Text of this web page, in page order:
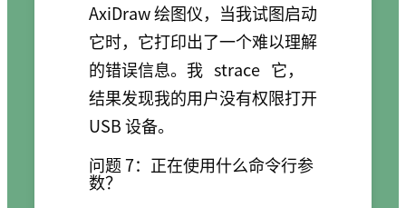
AxiDraw 绘图仪，当我试图启动
它时，它打印出了一个难以理解
的错误信息。我 strace 它，
结果发现我的用户没有权限打开
USB 设备。
问题 7：正在使用什么命令行参
数？